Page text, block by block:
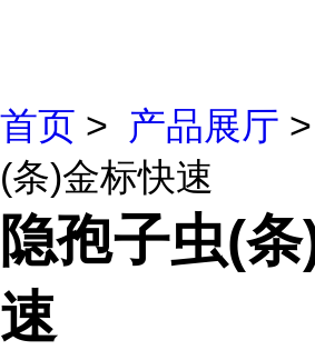
首页 > 产品展厅
(条)金标快速
隐孢子虫(
速